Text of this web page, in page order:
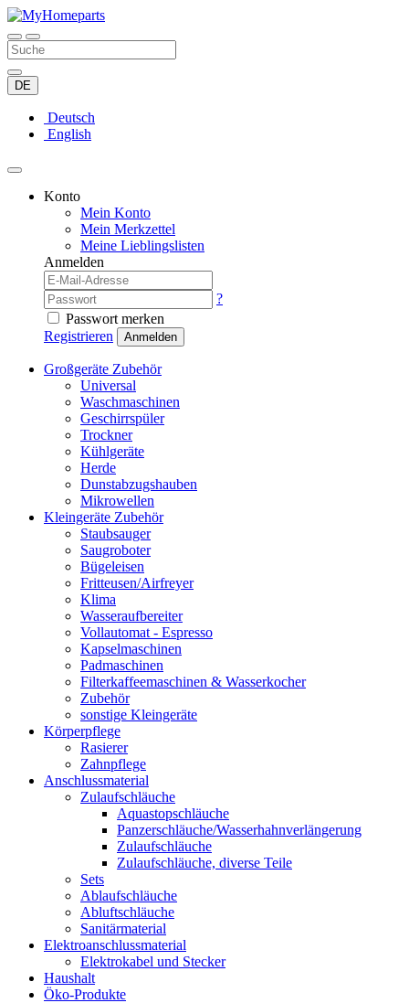
DE
Deutsch
English
Konto
Mein Konto
Mein Merkzettel
Meine Lieblingslisten
Anmelden
?
Passwort merken
Registrieren
Anmelden
Großgeräte Zubehör
Universal
Waschmaschinen
Geschirrspüler
Trockner
Kühlgeräte
Herde
Dunstabzugshauben
Mikrowellen
Kleingeräte Zubehör
Staubsauger
Saugroboter
Bügeleisen
Fritteusen/Airfreyer
Klima
Wasseraufbereiter
Vollautomat - Espresso
Kapselmaschinen
Padmaschinen
Filterkaffeemaschinen & Wasserkocher
Zubehör
sonstige Kleingeräte
Körperpflege
Rasierer
Zahnpflege
Anschlussmaterial
Zulaufschläuche
Aquastopschläuche
Panzerschläuche/Wasserhahnverlängerung
Zulaufschläuche
Zulaufschläuche, diverse Teile
Sets
Ablaufschläuche
Abluftschläuche
Sanitärmaterial
Elektroanschlussmaterial
Elektrokabel und Stecker
Haushalt
Öko-Produkte